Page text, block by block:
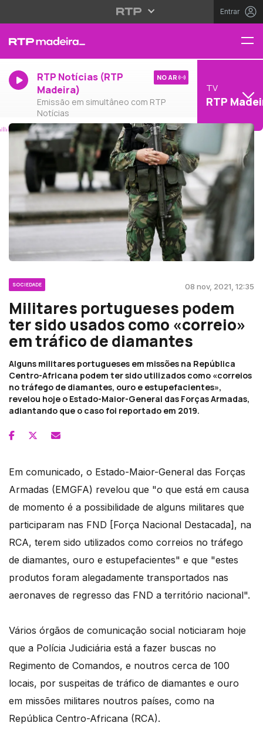
Entrar
RTP Notícias (RTP
Madeira)
Emissão em simultâneo com RTP
Notícias
NO AR
TV
RTP
SOCIEDADE 08 nov, 2021, 12:35
Militares portugueses podem
ter sido usados como «correio»
em tráfico de diamantes
Alguns militares portugueses em missões na República
Centro-Africana podem ter sido utilizados como «correios
no tráfego de diamantes, ouro e estupefacientes»,
revelou hoje o Estado-Maior-General das Forças Armadas,
adiantando que o caso foi reportado em 2019.
Em comunicado, o Estado-Maior-General das Forças
Armadas (EMGFA) revelou que "o que está em causa
de momento é a possibilidade de alguns militares que
participaram nas FND [Força Nacional Destacada], na
RCA, terem sido utilizados como correios no tráfego
de diamantes, ouro e estupefacientes" e que "estes
produtos foram alegadamente transportados nas
aeronaves de regresso das FND a território nacional".
Vários órgãos de comunicação social noticiaram hoje
que a Polícia Judiciária está a fazer buscas no
Regimento de Comandos, e noutros cerca de 100
locais, por suspeitas de tráfico de diamantes e ouro
em missões militares noutros países, como na
República Centro-Africana (RCA).